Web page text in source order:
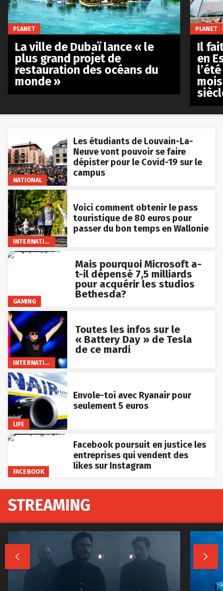
NATIONAL
Les étudiants de Louvain-La-
Neuve vont pouvoir se faire
dépister pour le Covid-19 sur le
campus
INTERNATIONAL
Voici comment obtenir le pass
touristique de 80 euros pour
passer du bon temps en Wallonie
GAMING
Mais pourquoi Microsoft a-
t-il dépensé 7,5 milliards
pour acquérir les studios
Bethesda?
INTERNATIONAL
Toutes les infos sur le
« Battery Day » de Tesla
de ce mardi
LIFE
Envole-toi avec Ryanair pour
seulement 5 euros
FACEBOOK
Facebook poursuit en justice les
entreprises qui vendent des
likes sur Instagram
PLANET
La ville de Dubaï lance « le
plus grand projet de
restauration des océans du
monde »
PLANET
Il
en
STREAMING
 